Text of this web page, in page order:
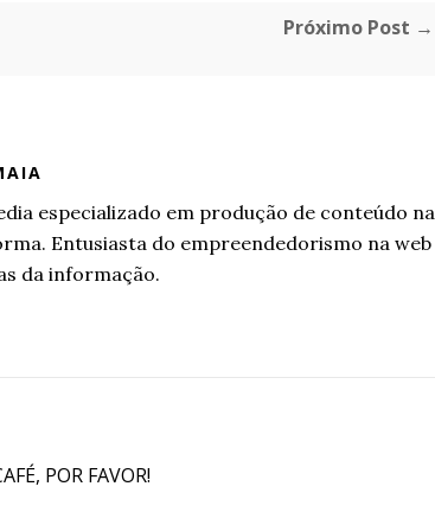
Próximo Post →
especializado em produção de conteúdo na
Entusiasta do empreendedorismo na web
da informação.
POR FAVOR!